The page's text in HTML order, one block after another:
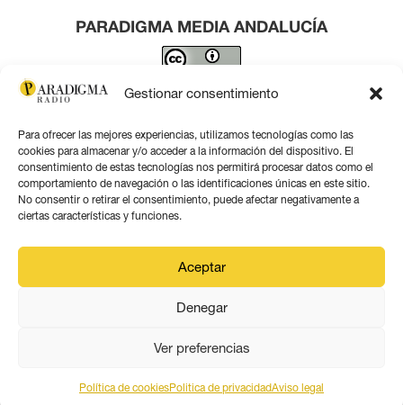
Gestionar consentimiento
Para ofrecer las mejores experiencias, utilizamos tecnologías como las
cookies para almacenar y/o acceder a la información del dispositivo. El
consentimiento de estas tecnologías nos permitirá procesar datos como el
comportamiento de navegación o las identificaciones únicas en este sitio.
No consentir o retirar el consentimiento, puede afectar negativamente a
ciertas características y funciones.
Aceptar
Denegar
Ver preferencias
Política de cookiesPolitica de privacidadAviso legal
PARADIGMA MEDIA ANDALUCÍA
Este obra está bajo una licencia de Creative Commons
Contacto por correo
Aviso legal